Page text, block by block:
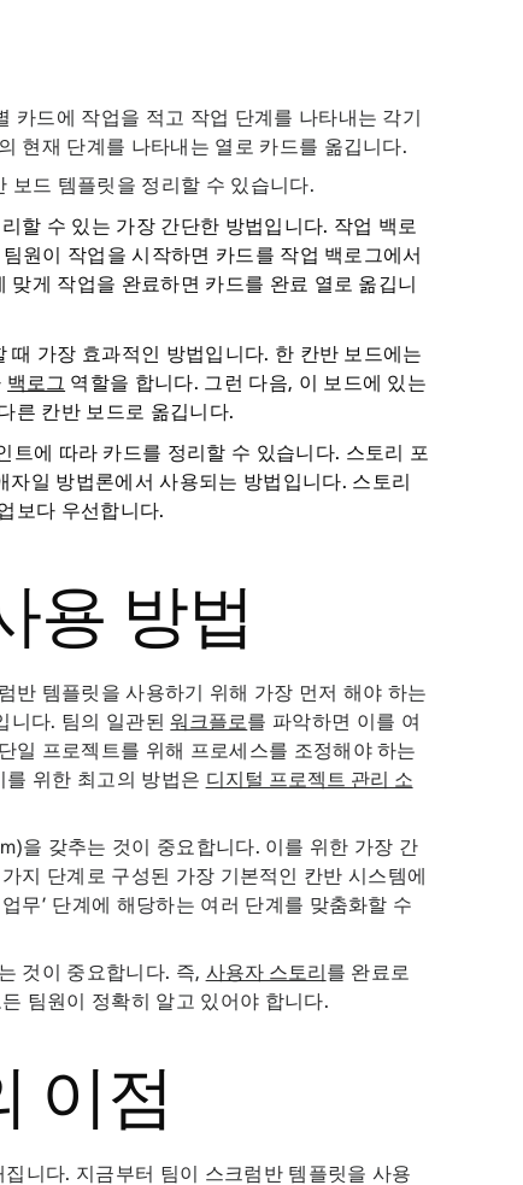
카드에 작업을 적고 작업 단계를 나타내는 각기
현재 단계를 나타내는 열로 카드를 옮깁니다.
보드 템플릿을 정리할 수 있습니다.
할 수 있는 가장 간단한 방법입니다. 작업 백로
원이 작업을 시작하면 카드를 작업 백로그에서
게 작업을 완료하면 카드를 완료 열로 옮깁니
가장 효과적인 방법입니다. 한 칸반 보드에는
백로그 역할을 합니다. 그런 다음, 이 보드에 있는
른 칸반 보드로 옮깁니다.
트에 따라 카드를 정리할 수 있습니다. 스토리 포
일 방법론에서 사용되는 방법입니다. 스토리
보다 우선합니다.
용 방법
반 템플릿을 사용하기 위해 가장 먼저 해야 하는
니다. 팀의 일관된워크플로를 파악하면 이를 여
일 프로젝트를 위해 프로세스를 조정해야 하는
위한 최고의 방법은 디지털 프로젝트 관리 소
을 갖추는 것이 중요합니다. 이를 위한 가장 간
가지 단계로 구성된 가장 기본적인 칸반 시스템에
무’ 단계에 해당하는 여러 단계를 맞춤화할 수
것이 중요합니다. 즉, 사용자 스토리를 완료로
팀원이 정확히 알고 있어야 합니다.
이점
니다. 지금부터 팀이 스크럼반 템플릿을 사용